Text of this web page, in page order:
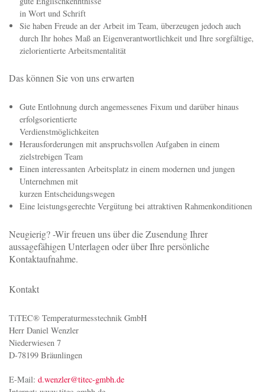
Sie verfügen über eine abgeschlossene kaufmännische Ausbildung
In der Kundenberatung, Akquisition und Betreuung haben Sie bereits
Berufserfahrung
gesammelt
Als Verkäufer sind Sie eine selbstständige und zielstrebige
Im Umgang mit Office Produkten sind Sie sicher und verfügen über
in Wort und Schrift
Sie haben Freude an der Arbeit im Team, überzeugen jedoch auch
durch Ihr hohes Maß an Eigenverantwortlichkeit und Ihre sorgfältige,
zielorientierte Arbeitsmentalität
Das können Sie von uns erwarten
Gute Entlohnung durch angemessenes Fixum und darüber hinaus
erfolgsorientierte
Herausforderungen mit anspruchsvollen Aufgaben in einem
zielstrebigen Team
Einen interessanten Arbeitsplatz in einem modernen und jungen
kurzen Entscheidungswegen
Neugierig? -Wir freuen uns über die Zusendung Ihrer
aussagefähigen Unterlagen oder über Ihre persönliche
Kontaktaufnahme.
Kontakt